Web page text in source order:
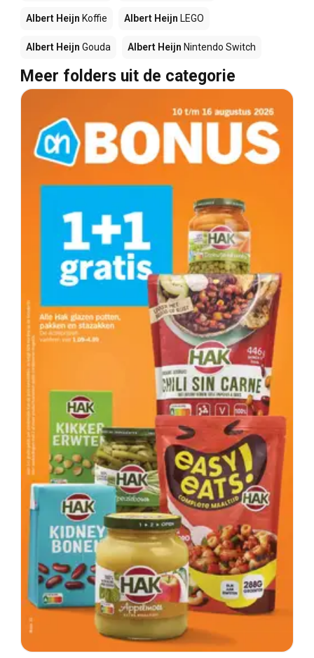
Albert Heijn Koffie Albert Heijn LEGO
Albert Heijn Gouda Albert Heijn Nintendo Switch
Meer folders uit de categorie